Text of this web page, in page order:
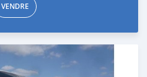
VENDRE